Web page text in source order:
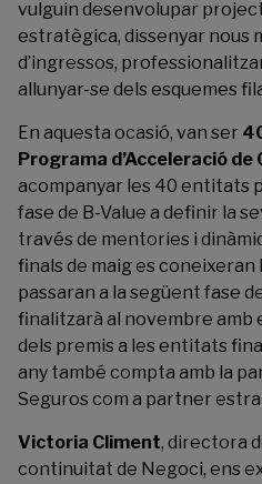
vulguin desenvolupar
estratègica, dissenyar nous
d’ingressos,
allunyar-se dels esquemes
En aquesta ocasió, van ser
Programa d’Acceleració de
acompanyar les 40 entitats
fase de B-Value a definir la
través de mentories i
finals de maig es coneixeran
passaran a la següent fase
finalitzarà al novembre amb
dels premis a les entitats
any també compta amb la
Seguros com a partner
Victoria Climent, directora
continuitat de Negoci, ens